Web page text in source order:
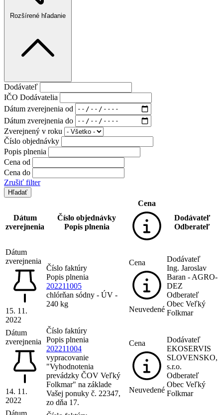
Rozšírené hľadanie
Dodávateľ
IČO Dodávatelia
Dátum zverejnenia od
Dátum zverejnenia do
Zverejnený v roku
Číslo objednávky
Popis plnenia
Cena od
Cena do
Zrušiť filter
Dátum
zverejnenia
Číslo objednávky
Popis plnenia
Cena
Dodávateľ
Odberateľ
Dátum
zverejnenia
15. 11.
2022
Číslo faktúry
Popis plnenia
202211005
chlórňan sódny - ÚV -
240 kg
Cena
Neuvedené
Dodávateľ
Ing. Jaroslav
Baran - AGRO-
DEZ
Odberateľ
Obec Veľký
Folkmar
Dátum
zverejnenia
14. 11.
2022
Číslo faktúry
Popis plnenia
202211004
vypracovanie
"Vyhodnotenia
prevádzky ČOV Veľký
Folkmar" na základe
Vašej ponuky č. 22347,
zo dňa 17.
Cena
Neuvedené
Dodávateľ
EKOSERVIS
SLOVENSKO,
s.r.o.
Odberateľ
Obec Veľký
Folkmar
Dátum